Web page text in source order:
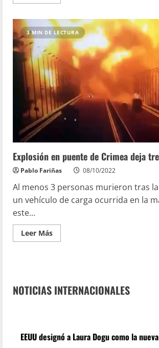
3 MIN DE LECTURA
Explosión en puente de Crimea deja
Pablo Fariñas 08/10/2022
Al menos 3 personas murieron tras
un vehículo de carga ocurrida en la
este...
Leer Más
NOTICIAS INTERNACIONALES
EEUU designó a Laura Dogu como la